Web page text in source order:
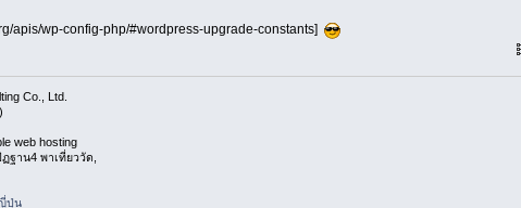
apis/wp-config-php/#wordpress-upgrade-constants]
Co., Ltd.
web hosting
าน4 พาเที่ยววัด,
ปุ่น